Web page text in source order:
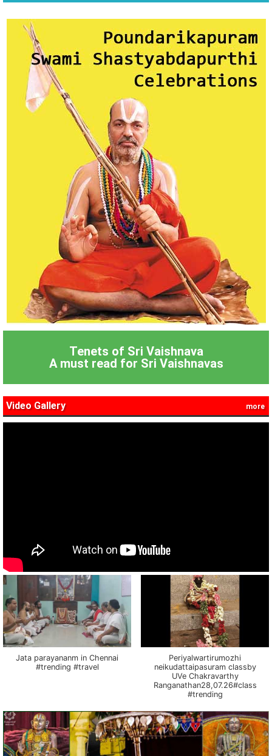
Tenets of Sri Vaishnava
A must read for Sri Vaishnavas
Video Gallery more
Jata parayananm in Chennai
#trending #travel
Periyalwartirumozhi
neikudattaipasuram classby
UVe Chakravarthy
Ranganathan28,07.26#class
#trending